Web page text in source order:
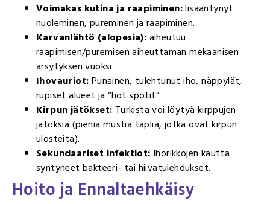
Voimakas kutina ja raapiminen:lisääntynyt
nuoleminen, pureminen ja raapiminen.
Karvanlähtö (alopesia):aiheutuu
raapimisen/puremisen aiheuttaman mekaanisen
ärsytyksen vuoksi
Ihovauriot:Punainen, tulehtunut iho, näppylät,
rupiset alueet ja “hot spotit”
Kirpun jätökset: Turkista voi löytyä kirppujen
jätöksiä (pieniä mustia täpliä, jotka ovat kirpun
ulosteita).
Sekundaariset infektiot: Ihorikkojen kautta
syntyneet bakteeri- tai hiivatulehdukset.
Hoito ja Ennaltaehkäisy